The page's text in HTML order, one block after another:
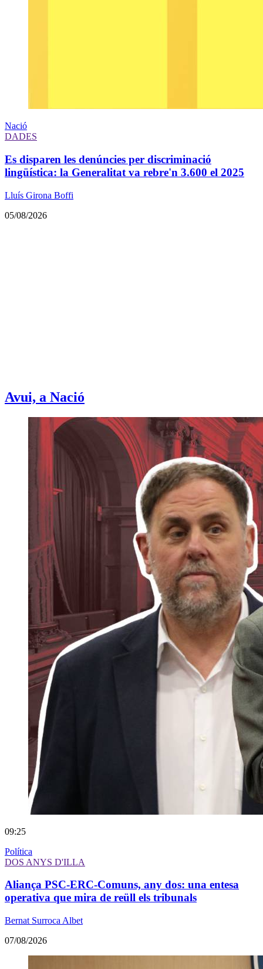
Nació
DADES
Es disparen les denúncies per discriminació
lingüística: la Generalitat va rebre'n 3.600 el 2025
Lluís Girona Boffi
05/08/2026
Avui, a Nació
09:25
Política
DOS ANYS D'ILLA
Aliança PSC-ERC-Comuns, any dos: una entesa
operativa que mira de reüll els tribunals
Bernat Surroca Albet
07/08/2026